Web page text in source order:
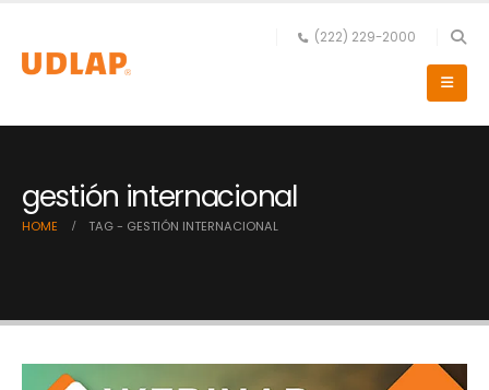
(222) 229-2000
gestión internacional
HOME TAG - GESTIÓN INTERNACIONAL